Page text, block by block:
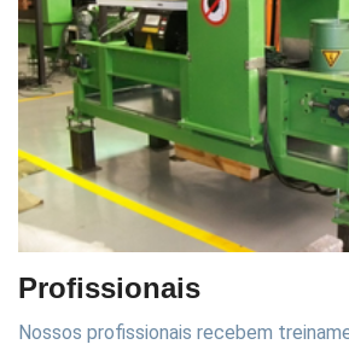
Profissionais
Nossos profissionais recebem